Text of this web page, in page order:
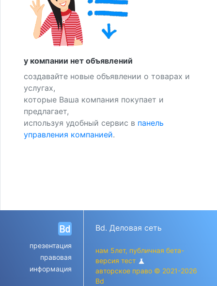
у компании нет объявлений
создавайте новые объявлении о товарах и
услугах,
которые Ваша компания покупает и
предлагает,
используя удобный сервис в панель
управления компанией.
презентация
правовая
информация
Bd. Деловая сеть
нам 5лет, публичная бета-
версия тест science
авторское право © 2021-2026
Bd